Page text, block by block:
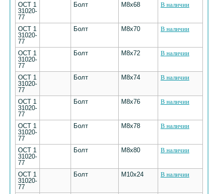
ОСТ 1
31020-
77
Болт M8х68 В наличии
ОСТ 1
31020-
77
Болт M8х70 В наличии
ОСТ 1
31020-
77
Болт M8х72 В наличии
ОСТ 1
31020-
77
Болт M8х74 В наличии
ОСТ 1
31020-
77
Болт M8х76 В наличии
ОСТ 1
31020-
77
Болт M8х78 В наличии
ОСТ 1
31020-
77
Болт M8х80 В наличии
ОСТ 1
31020-
77
Болт M10х24 В наличии